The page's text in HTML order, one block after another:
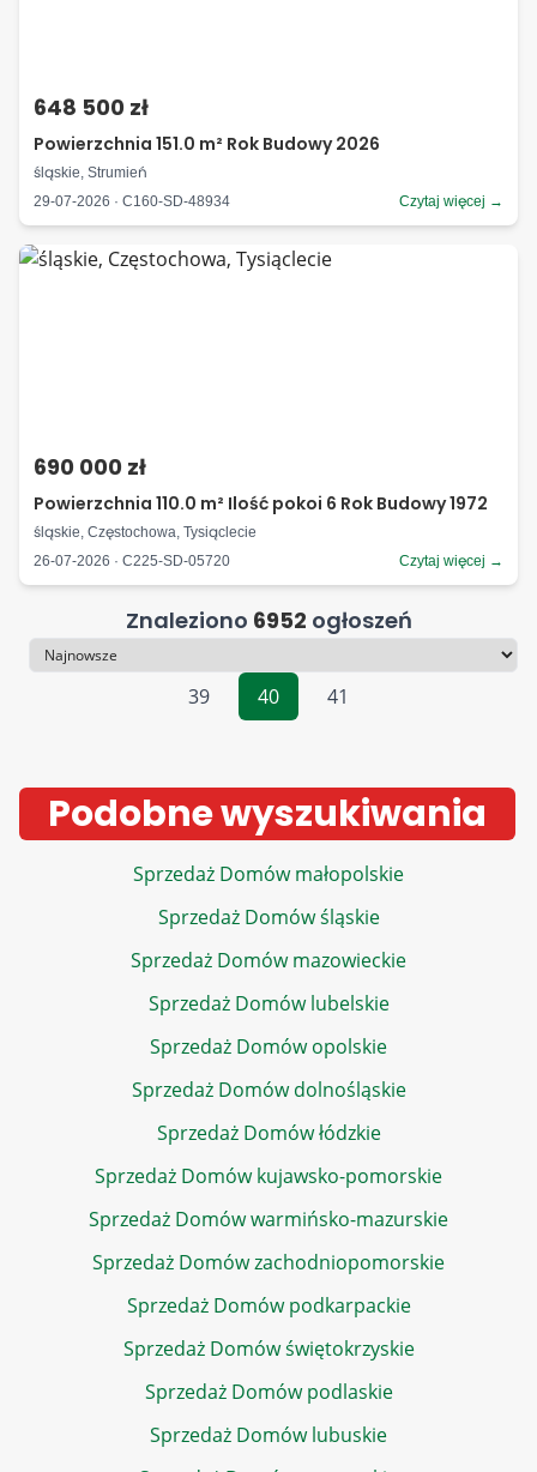
648 500 zł
Powierzchnia 151.0 m² Rok Budowy 2026
śląskie, Strumień
29-07-2026 · C160-SD-48934
Czytaj więcej →
690 000 zł
Powierzchnia 110.0 m² Ilość pokoi 6 Rok Budowy 1972
śląskie, Częstochowa, Tysiąclecie
26-07-2026 · C225-SD-05720
Czytaj więcej →
Znaleziono 6952 ogłoszeń
Sortowanie
39
40 41
Podobne wyszukiwania
Sprzedaż Domów małopolskie
Sprzedaż Domów śląskie
Sprzedaż Domów mazowieckie
Sprzedaż Domów lubelskie
Sprzedaż Domów opolskie
Sprzedaż Domów dolnośląskie
Sprzedaż Domów łódzkie
Sprzedaż Domów kujawsko-pomorskie
Sprzedaż Domów warmińsko-mazurskie
Sprzedaż Domów zachodniopomorskie
Sprzedaż Domów podkarpackie
Sprzedaż Domów świętokrzyskie
Sprzedaż Domów podlaskie
Sprzedaż Domów lubuskie